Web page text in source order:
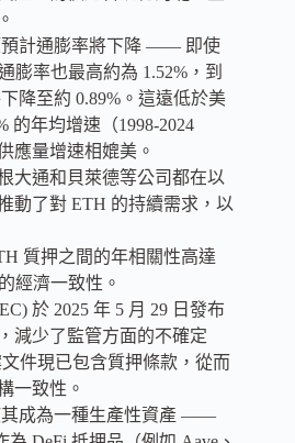
預計通膨率將下降 —— 即使
膨率也最高約為 1.52%，到
降至約 0.89%。這遠低於美
的年均增速（1998-2024
應量增速相媲美。
大通和貝萊德等公司都在以
動了對 ETH 的持續需求，以
質押之間的年相關性高達
經濟一致性。
於 2025 年 5 月 29 日發布
減少了監管方面的不確定
件現已包含質押條款，從而
一致性。
其成為一種生產性資產 ——